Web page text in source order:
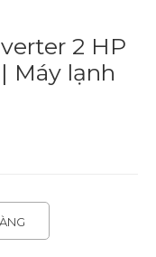
2 HP
Máy lạnh